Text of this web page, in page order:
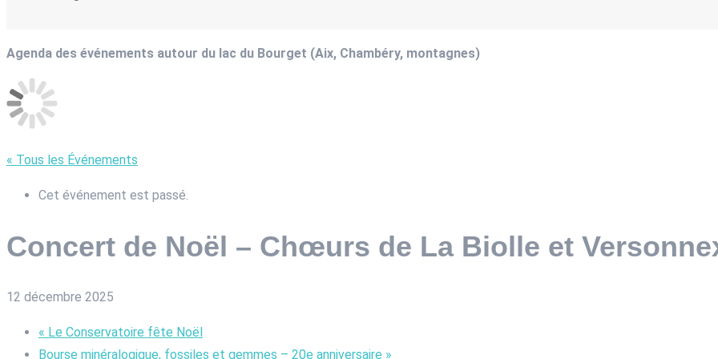
Agenda des événements autour du lac du Bourget (Aix, Chambéry, montagnes)
« Tous les Événements
Cet événement est passé.
Concert de Noël – Chœurs de La Biolle et
12 décembre 2025
« Le Conservatoire fête Noël
Bourse minéralogique, fossiles et gemmes – 20e anniversaire »